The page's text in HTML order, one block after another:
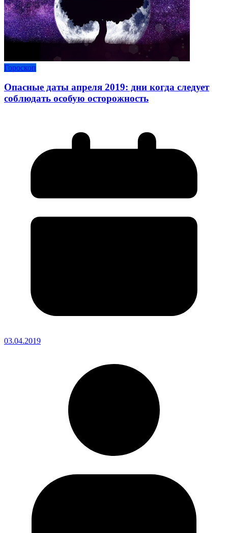
Гороскоп
Опасные даты апреля 2019: дни когда следует
соблюдать особую осторожность
03.04.2019